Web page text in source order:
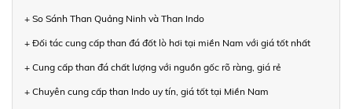
+ So Sánh Than Quảng Ninh và Than Indo
+ Đối tác cung cấp than đá đốt lò hơi tại miền Nam với giá tốt nhất
+ Cung cấp than đá chất lượng với nguồn gốc rõ ràng, giá rẻ
+ Chuyên cung cấp than Indo uy tín, giá tốt tại Miền Nam